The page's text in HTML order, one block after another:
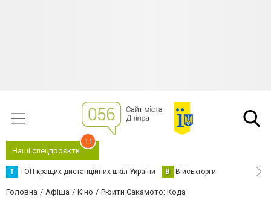
Наші спецпроєкти
11
Т ТОП кращих дистанційних шкіл України В Військторги
Головна Афіша Кіно Рюити Сакамото: Кода